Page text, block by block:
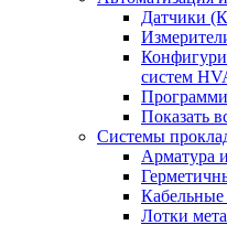
Датчики
систем
Показать
Системы
Арматура
Кабельные
Лотки